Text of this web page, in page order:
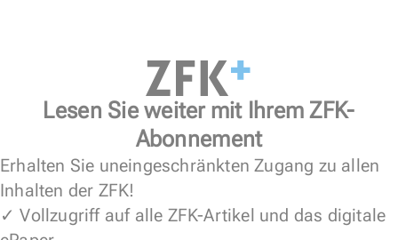
Lesen Sie weiter mit Ihrem ZFK-
Abonnement
Erhalten Sie uneingeschränkten Zugang zu allen
Inhalten der ZFK!
✓ Vollzugriff auf alle ZFK-Artikel und das digitale